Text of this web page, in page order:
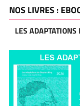
NOS LIVRES :
LES